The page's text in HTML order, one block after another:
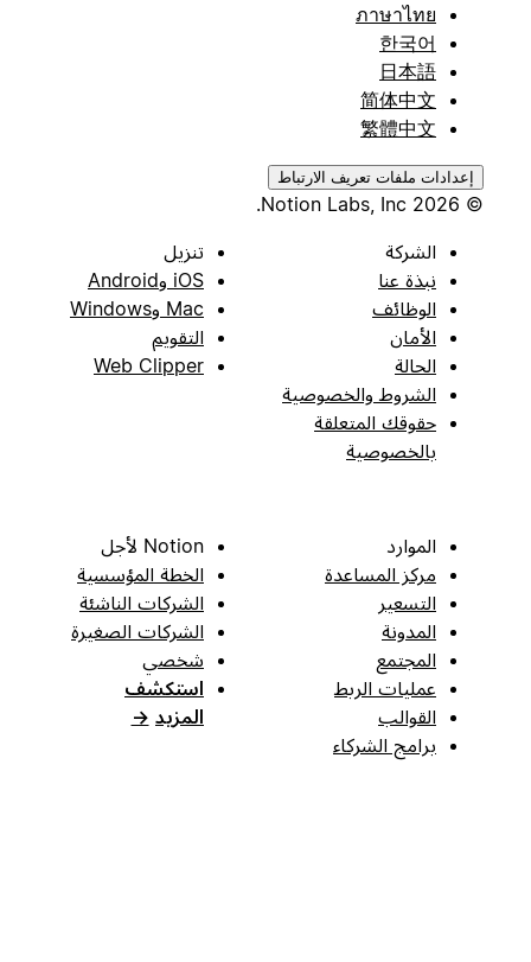
ภาษาไทย
한국어
日本語
简体中文
繁體中文
إعدادات ملفات تعريف الارتباط
الشركة
نبذة عنا
الوظائف
الأمان
الحالة
الشروط والخصوصية
حقوقك المتعلقة
بالخصوصية
تنزيل
iOS وAndroid
Mac وWindows
التقويم
Web Clipper
الموارد
مركز المساعدة
التسعير
المدونة
المجتمع
عمليات الربط
القوالب
برامج الشركاء
Notion لأجل
الخطة المؤسسية
الشركات الناشئة
الشركات الصغيرة
شخصي
استكشف
المزيد →